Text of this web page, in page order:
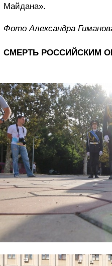
Майдана».
Фото Александра
СМЕРТЬ РОССИЙСКИМ